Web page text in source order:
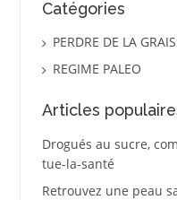
Catégories
PERDRE DE LA
REGIME PALEO
Articles
Drogués au sucre,
tue-la-santé
Retrouvez une peau